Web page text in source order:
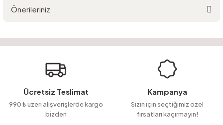
Soru Sor
Önerileriniz
Görüş ve önerileriniz için teşekkür ederiz.
Ürün resmi kalitesiz, bozuk veya görüntülenemiyor.
Ürün açıklamasında eksik bilgiler bulunuyor.
Ürün bilgilerinde hatalar bulunuyor.
Ücretsiz Teslimat
990 ₺ üzeri alışverişlerde kargo
bizden
Kampanya
Sizin için seçtiğimiz özel
fırsatları kaçırmayın!